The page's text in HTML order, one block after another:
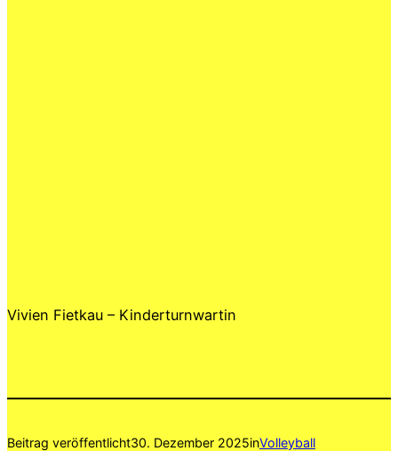
Vivien Fietkau – Kinderturnwartin
Beitrag veröffentlicht30. Dezember 2025inVolleyball